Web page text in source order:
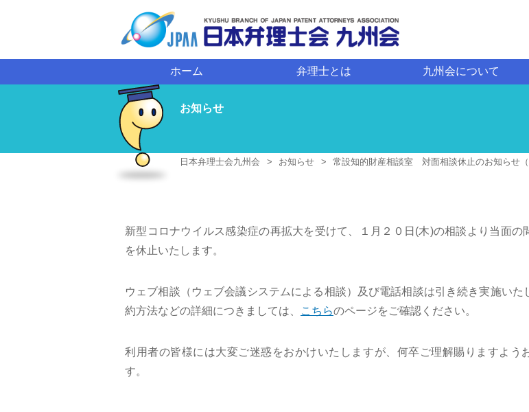
ホーム 弁理士とは 九州会について
お知らせ
日本弁理士会九州会 お知らせ 常設知的財産相談室 対面相談休止のお知らせ（
新型コロナウイルス感染症の再拡大を受けて、１月２０日(木)の相談より当面の
を休止いたします。
ウェブ相談（ウェブ会議システムによる相談）及び電話相談は引き続き実施いた
約方法などの詳細につきましては、
こちらのページをご確認ください。
利用者の皆様には大変ご迷惑をおかけいたしますが、何卒ご理解賜りますよう
す。